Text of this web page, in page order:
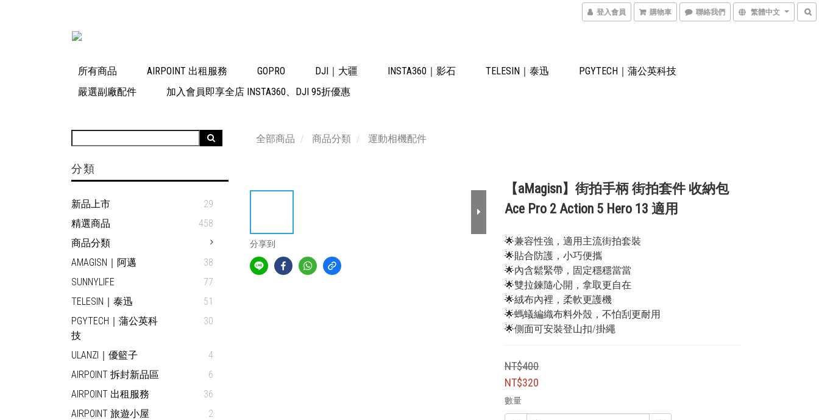
登入會員 購物車 聯絡我們 繁體中文
所有商品 AIRPOINT 出租服務 GOPRO DJI｜大疆 INSTA360｜影石 TELESIN｜泰迅
PGYTECH｜蒲公英科技
嚴選副廠配件
加入會員即享全店 INSTA360、DJI 95折優惠
分類
新品上市
29
精選商品
458
商品分類
AMAGISN｜阿邁
38
SUNNYLIFE
77
TELESIN｜泰迅
51
PGYTECH｜蒲公英科
技
30
ULANZI｜優籃子
4
AIRPOINT 拆封新品區
6
AIRPOINT 出租服務
36
AIRPOINT 旅遊小屋
2
全部商品 商品分類 運動相機配件
分享到
【aMagisn】街拍手柄 街拍套件 收納包
Ace Pro 2 Action 5 Hero 13 適用
🌟兼容性強，適用主流街拍套裝
🌟貼合防護，小巧便攜
🌟內含鬆緊帶，固定穩穩當當
🌟雙拉鍊隨心開，拿取更自在
🌟絨布內裡，柔軟更護機
🌟螞蟻編織布料外殼，不怕刮更耐用
🌟側面可安裝登山扣/掛繩
NT$400
NT$320
數量